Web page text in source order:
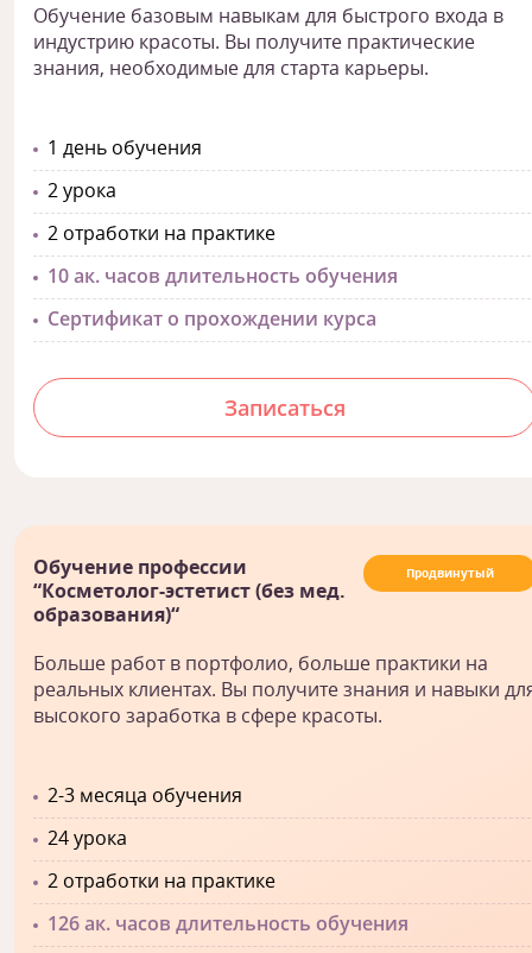
Обучение базовым навыкам для быстрого входа в
индустрию красоты. Вы получите практические
знания, необходимые для старта карьеры.
1 день обучения
2 урока
2 отработки на практике
10 ак. часов длительность обучения
Сертификат о прохождении курса
Записаться
Продвинутый
Обучение профессии
“Косметолог-эстетист (без мед.
образования)“
Больше работ в портфолио, больше практики на
реальных клиентах. Вы получите знания и навыки
высокого заработка в сфере красоты.
2-3 месяца обучения
24 урока
2 отработки на практике
126 ак. часов длительность обучения